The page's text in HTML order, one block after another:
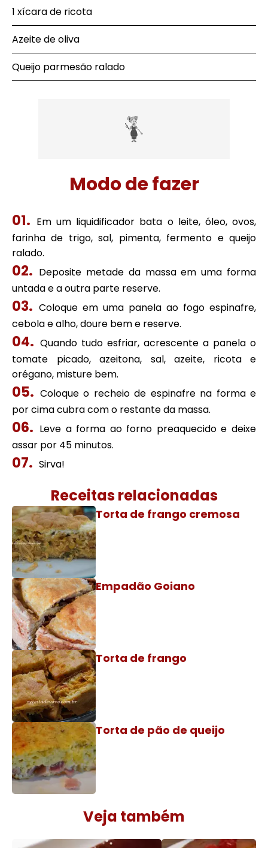
1 xícara de ricota
Azeite de oliva
Queijo parmesão ralado
Modo de fazer
Em um liquidificador bata o leite, óleo, ovos,
farinha de trigo, sal, pimenta, fermento e queijo
ralado.
Deposite metade da massa em uma forma
untada e a outra parte reserve.
Coloque em uma panela ao fogo espinafre,
cebola e alho, doure bem e reserve.
Quando tudo esfriar, acrescente a panela o
tomate picado, azeitona, sal, azeite, ricota e
orégano, misture bem.
Coloque o recheio de espinafre na forma e
por cima cubra com o restante da massa.
Leve a forma ao forno preaquecido e deixe
assar por 45 minutos.
Sirva!
Receitas relacionadas
Torta de frango cremosa
Empadão Goiano
Torta de frango
Torta de pão de queijo
Veja também